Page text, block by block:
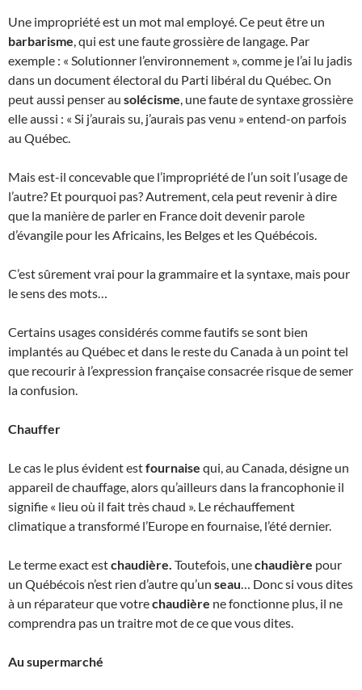
Une impropriété est un mot mal employé. Ce peut être un
barbarisme, qui est une faute grossière de langage. Par
exemple : « Solutionner l’environnement », comme je l’ai lu jadis
dans un document électoral du Parti libéral du Québec. On
peut aussi penser au solécisme, une faute de syntaxe grossière
elle aussi : « Si j’aurais su, j’aurais pas venu » entend-on parfois
au Québec.
Mais est-il concevable que l’impropriété de l’un soit l’usage de
l’autre? Et pourquoi pas? Autrement, cela peut revenir à dire
que la manière de parler en France doit devenir parole
d’évangile pour les Africains, les Belges et les Québécois.
C’est sûrement vrai pour la grammaire et la syntaxe, mais pour
le sens des mots…
Certains usages considérés comme fautifs se sont bien
implantés au Québec et dans le reste du Canada à un point tel
que recourir à l’expression française consacrée risque de semer
la confusion.
Chauffer
Le cas le plus évident estfournaise qui, au Canada, désigne un
appareil de chauffage, alors qu’ailleurs dans la francophonie il
signifie « lieu où il fait très chaud ». Le réchauffement
climatique a transformé l’Europe en fournaise, l’été dernier.
Le terme exact estchaudière. Toutefois, unechaudière pour
un Québécois n’est rien d’autre qu’un seau… Donc si vous dites
à un réparateur que votrechaudière ne fonctionne plus, il ne
comprendra pas un traitre mot de ce que vous dites.
Au supermarché